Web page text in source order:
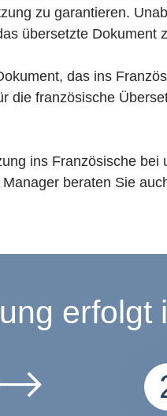
zu garantieren.
übersetzte Dokument
das ins
die französische
ins Französische
beraten Sie
erfolgt